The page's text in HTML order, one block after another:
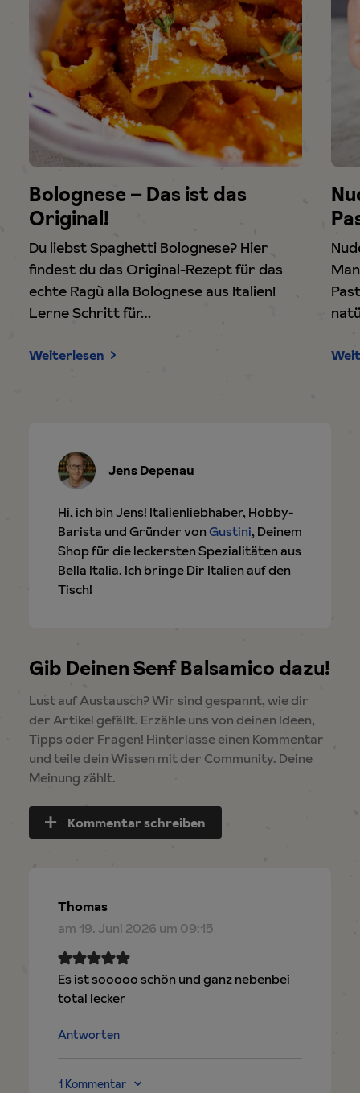
Bolognese – Das ist das
Original!
Du liebst Spaghetti Bolognese? Hier
findest du das Original-Rezept für das
echte Ragù alla Bolognese aus Italien!
Lerne Schritt für…
Weiterlesen
Jens Depenau
Hi, ich bin Jens! Italienliebhaber, Hobby-
Barista und Gründer vonGustini, Deinem
Shop für die leckersten Spezialitäten aus
Bella Italia. Ich bringe Dir Italien auf den
Tisch!
Gib DeinenSenfBalsamico dazu!
Lust auf Austausch? Wir sind gespannt, wie dir
der Artikel gefällt. Erzähle uns von deinen Ideen,
Tipps oder Fragen! Hinterlasse einen Kommentar
und teile dein Wissen mit der Community. Deine
Meinung zählt.
Kommentar schreiben
Thomas
am 19. Juni 2026 um 09:15
Es ist sooooo schön und ganz nebenbei
total lecker
Antworten
1 Kommentar